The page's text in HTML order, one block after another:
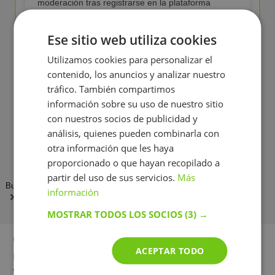
moderación tras registrarse en la plataforma
💼Experiencia real en la enseñanza
Nuestros Profesores particulares han impartido
más de 100 clases
de Apoyo escolar
🔍Control de calidad de la enseñanza
Analizamos los comentarios de los alumnos y nos
comunicamos con los profesionales para mejorar
el servicio
BuscaTuProfesor
Valdemoro
Otras ciudades
Madrid
Barcelona
Valencia
Ese sitio web utiliza cookies
Utilizamos cookies para personalizar el
contenido, los anuncios y analizar nuestro
tráfico. También compartimos
información sobre su uso de nuestro sitio
con nuestros socios de publicidad y
análisis, quienes pueden combinarla con
otra información que les haya
proporcionado o que hayan recopilado a
partir del uso de sus servicios. Más
información
MOSTRAR TODOS LOS SOCIOS(3) →
ACEPTAR TODO